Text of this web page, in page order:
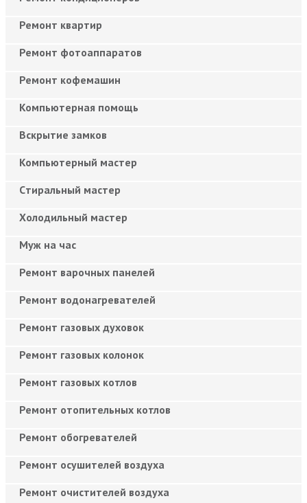
Ремонт квартир
Ремонт фотоаппаратов
Ремонт кофемашин
Компьютерная помощь
Вскрытие замков
Компьютерный мастер
Cтиральный мастер
Холодильный мастер
Муж на час
Ремонт варочных панелей
Ремонт водонагревателей
Ремонт газовых духовок
Ремонт газовых колонок
Ремонт газовых котлов
Ремонт отопительных котлов
Ремонт обогревателей
Ремонт осушителей воздуха
Ремонт очистителей воздуха